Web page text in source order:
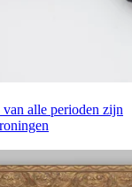
alle perioden zijn